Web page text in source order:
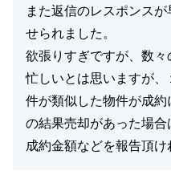
また返信のレスポンス
せられました。
欲張りすぎですが、数
忙しいとは思いますが
件が類似した物件が成
の結果売却があった場合
成約金額などを報告頂け